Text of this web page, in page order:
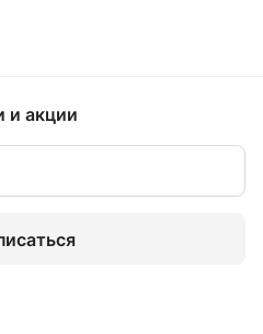
и акции